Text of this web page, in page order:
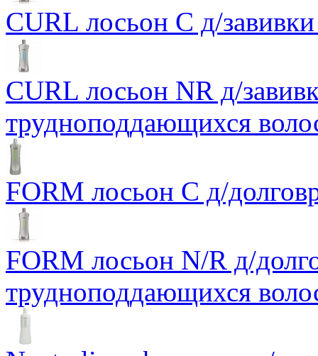
CURL лосьон C д/
CURL лосьон NR д/
трудноподдающихся
FORM лосьон С д/
FORM лосьон N/R д/
трудноподдающихся